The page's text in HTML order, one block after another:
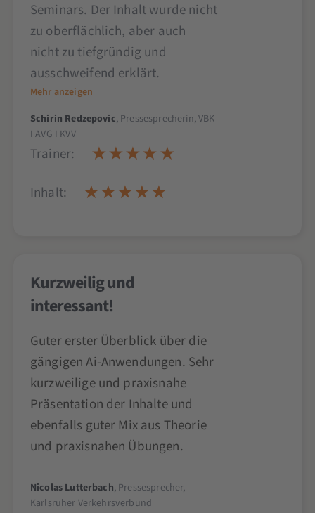
Seminars. Der Inhalt wurde nicht
zu oberflächlich, aber auch
nicht zu tiefgründig und
ausschweifend erklärt.
Mehr anzeigen
Schirin Redzepovic, Pressesprecherin, VBK
I AVG I KVV
Trainer:
Inhalt:
Kurzweilig und
interessant!
Guter erster Überblick über die
gängigen Ai-Anwendungen. Sehr
kurzweilige und praxisnahe
Präsentation der Inhalte und
ebenfalls guter Mix aus Theorie
und praxisnahen Übungen.
Nicolas Lutterbach, Pressesprecher,
Karlsruher Verkehrsverbund